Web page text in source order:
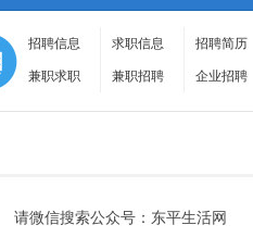
招聘信息 求职信息 招聘简历
兼职求职 兼职招聘 企业招聘
请微信搜索公众号：东平生活网